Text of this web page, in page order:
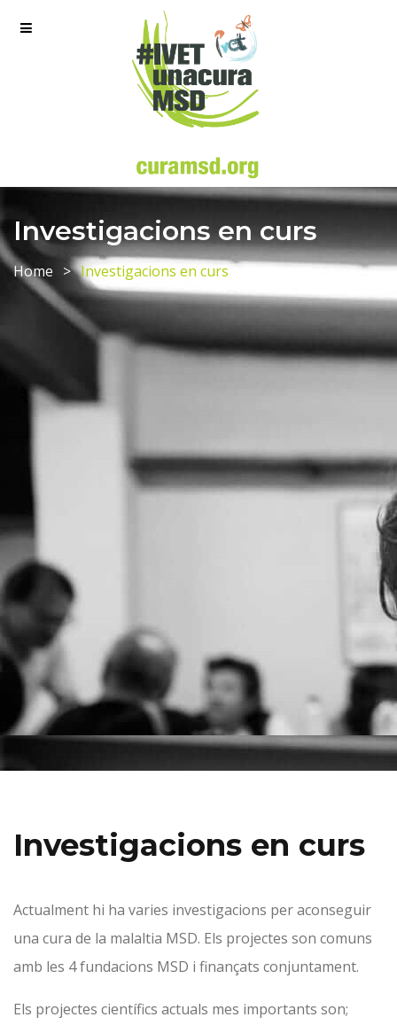
Investigacions en curs
Home Investigacions en curs
Investigacions en curs
Actualment hi ha varies investigacions per aconseguir
una cura de la malaltia MSD. Els projectes son comuns
amb les 4 fundacions MSD i finançats conjuntament.
Els projectes científics actuals mes importants son;